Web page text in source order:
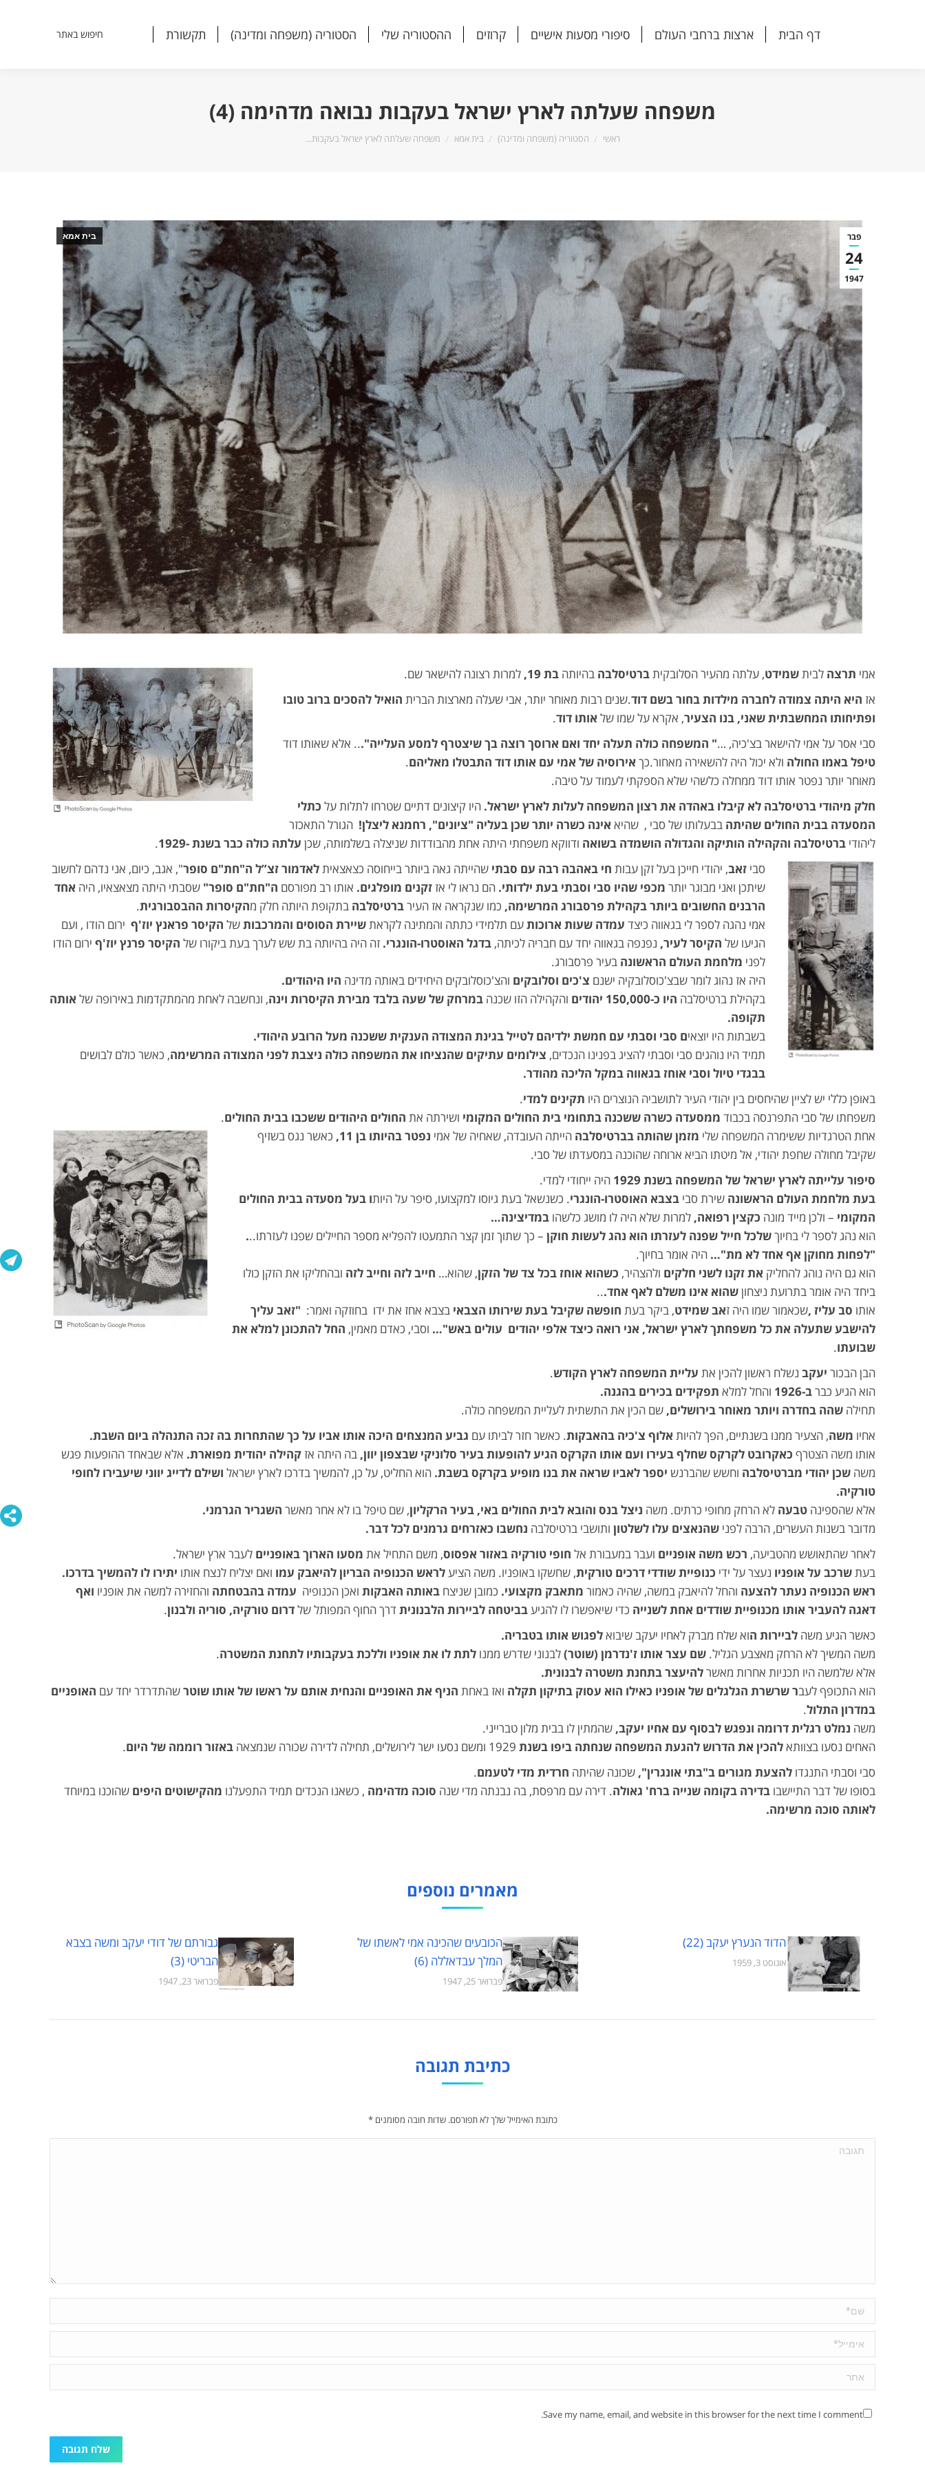
דף הבית ארצות ברחבי העולם סיפורי מסעות אישיים קרוזים ההסטוריה שלי הסטוריה (משפחה ומדינה) תקשורת Search:
חיפוש באתר
משפחה שעלתה לארץ ישראל בעקבות נבואה מדהימה (4)
הנך נמצא כאן:
ראשי הסטוריה (משפחה ומדינה) בית אמא משפחה שעלתה לארץ ישראל בעקבות…
פבר
24
1947
בית אמא
אמי תרצה לביתשמידט, עלתה מהעיר הסלובקיתברטיסלבה בהיותה בת 19,
למרות רצונה להישאר שם.
אז היא היתה צמודה לחברה מילדות בחור בשם דוד.שנים רבות מאוחר יותר, אבי שעלה מארצות הברית הואיל להסכים ברוב טובו
ופתיחותו המחשבתית שאני, בנו הצעיר, אקרא על שמו של אותו דוד.
סבי אסר על אמי להישאר בצ'כיה, …" המשפחה כולה תעלה יחד ואם ארוסך רוצה בך שיצטרף למסע העלייה"... אלא שאותו דוד
טיפל באמו החולה ולא יכול היה להשאירה מאחור.כך אירוסיה של אמי עם אותו דוד התבטלו מאליהם.
מאוחר יותר נפטר אותו דוד ממחלה כלשהי שלא הספקתי לעמוד על טיבה.
חלק מיהודי ברטיסלבה לא קיבלו באהדה את רצון המשפחה לעלות לארץ ישראל. היו קיצונים דתיים שטרחו לתלות על כתלי
המסעדה בבית החולים שהיתה בבעלותו של סבי , שהיא אינה כשרה יותר שכן בעליה "ציונים", רחמנא ליצלן! הגורל התאכזר
ליהודי ברטיסלבה והקהילה הותיקה והגדולה הושמדה בשואה ודווקא משפחתי היתה אחת מהבודדות שניצלה בשלמותה, שכן עלתה כולה כבר בשנת -1929
.
סבי זאב, יהודי חייכן בעל זקן עבות חי באהבה רבה עם סבתי שהייתה גאה ביותר בייחוסה כצאצאיתלאדמור זצ”ל ה"חת"ם סופר", אגב, כיום, אני נדהם לחשוב
שיתכן ואני מבוגר יותר מכפי שהיו סבי וסבתי בעת ילדותי. הם נראו לי אז זקנים מופלגים. אותו רב מפורסם ה"חת"ם סופר" שסבתי היתה מצאצאיו, היה אחד
הרבנים החשובים ביותר בקהילת פרסבורג המרשימה, כמו שנקראה אז העירברטיסלבה בתקופת היותה חלק מהקיסרות ההבסבורגית.
אמי נהגה לספר לי בגאווה כיצד עמדה שעות ארוכותעם תלמידי כתתה והמתינה לקראתשיירת הסוסים והמרכבותשל הקיסר פראנץ יוז'ף ירום הודו , ועם
הגיעו של הקיסר לעיר, נפנפה בגאווה יחד עם חבריה לכיתה, בדגל האוסטרו-הונגרי. זה היה בהיותה בת שש לערך בעת ביקורו של הקיסר פרנץ יוז'ף ירום הודו
לפני מלחמת העולם הראשונה בעיר פרסבורג.
היה אז נהוג לומר שבצ'כוסלובקיה ישנם צ'כים וסלובקים והצ'כוסלובקים היחידים באותה מדינה היו היהודים.
בקהילת ברטיסלבה היו כ-150,000 יהודים והקהילה הזו שכנה במרחק של שעה בלבד מבירת הקיסרות וינה, ונחשבה לאחת מהמתקדמות באירופה של אותה
תקופה.
בשבתות היו יוצאים סבי וסבתי עם חמשת ילדיהם לטייל בגינת המצודה הענקית ששכנה מעל הרובע היהודי.
תמיד היו נוהגים סבי וסבתי להציג בפנינו הנכדים, צילומים עתיקים שהנציחו את המשפחה כולה ניצבת לפני המצודה המרשימה, כאשר כולם לבושים
בבגדי טיול וסבי אוחז בגאווה במקל הליכה מהודר.
באופן כללי יש לציין שהיחסים בין יהודי העיר לתושביה הנוצרים היו תקינים למדי.
משפחתו של סבי התפרנסה בכבוד ממסעדה כשרה ששכנה בתחומי בית החולים המקומי ושירתה את החולים היהודים ששכבו בבית החולים.
אחת הטרגדיות ששימרה המשפחה שלי מזמן שהותה בברטיסלבה הייתה העובדה, שאחיה של אמי נפטר בהיותו בן 11,
כאשר נגס בשזיף
שקיבל מחולה שחפת יהודי, אל מיטתו הביא ארוחה שהוכנה במסעדתו של סבי.
סיפור עלייתה לארץ ישראל של המשפחה בשנת 1929
היה ייחודי למדי.
בעת מלחמת העולם הראשונה שירת סבי בצבא האוסטרו-הונגרי. כשנשאל בעת גיוסו למקצועו, סיפר על היותו בעל מסעדה בבית החולים
המקומי – ולכן מייד מונה כקצין רפואה, למרות שלא היה לו מושג כלשהו במדיצינה…
הוא נהג לספר לי בחיוךשלכל חייל שפנה לעזרתו הוא נהג לעשות חוקן – כך שתוך זמן קצר התמעטו להפליא מספר החיילים שפנו לעזרתו...
"לפחות מחוקן אף אחד לא מת"… היה אומר בחיוך.
הוא גם היה נוהג להחליק את זקנו לשני חלקים ולהצהיר, כשהוא אוחז בכל צד של הזקן, שהוא… חייב לזה וחייב לזה ובהחליקו את הזקן כולו
ביחד היה אומר בתרועת ניצחוןשהוא אינו משלם לאף אחד...
אותו סב עליז ,שכאמור שמו היה זאב שמידט, ביקר בעת חופשה שקיבל בעת שירותו הצבאי בצבא אחז את ידו בחוזקה ואמר: "זאב עליך
להישבע שתעלה את כל משפחתך לארץ ישראל, אני רואה כיצד אלפי יהודים עולים באש"… וסבי, כאדם מאמין, החל להתכונן למלא את
שבועתו.
הבן הבכור יעקב נשלח ראשון להכין את עליית המשפחה לארץ הקודש.
הוא הגיע כברב-1926 והחל למלא תפקידים בכירים בהגנה.
תחילה שהה בחדרה ויותר מאוחר בירושלים, שם הכין את התשתית לעליית המשפחה כולה.
אחיו משה, הצעיר ממנו בשנתיים, הפך להיות אלוף צ'כיה בהאבקות. כאשר חזר לביתו עם גביע המנצחים היכה אותו אביו על כך שהתחרות בה זכה התנהלה ביום השבת.
אותו משה הצטרף כאקרובט לקרקס שחלף בעירו ועם אותו הקרקס הגיע להופעות בעיר סלוניקי שבצפון יוון, בה היתה אז קהילה יהודית מפוארת. אלא שבאחד ההופעות פגש
משה שכן יהודי מברטיסלבה וחשש שהברנש יספר לאביו שראה את בנו מופיע בקרקס בשבת. הוא החליט, על כן, להמשיך בדרכו לארץ ישראל ושילם לדייג יווני שיעבירו לחופי
טורקיה.
אלא שהספינה טבעה לא הרחק מחופי כרתים. משה ניצל בנס והובא לבית החולים באי, בעיר הרקליון, שם טיפל בו לא אחר מאשר השגריר הגרמני.
מדובר בשנות העשרים, הרבה לפני שהנאצים עלו לשלטון ותושבי ברטיסלבה נחשבו כאזרחים גרמנים לכל דבר.
לאחר שהתאושש מהטביעה, רכש משה אופניים ועבר במעבורת אל חופי טורקיה באזור אפסוס, משם התחיל את מסעו הארוך באופניים לעבר ארץ ישראל.
בעתשרכב על אופניו נעצר על ידי כנופיית שודדי דרכים טורקית, שחשקו באופניו. משה הציעלראש הכנופיה הבריון להיאבק עמו ואם יצליח לנצח אותו יתירו לו להמשיך בדרכו.
ראש הכנופיה נעתר להצעה והחל להיאבק במשה, שהיה כאמור מתאבק מקצועי. כמובן שניצח באותה האבקות ואכן הכנופיה עמדה בהבטחתה והחזירה למשה את אופניו ואף
דאגה להעביר אותו מכנופיית שודדים אחת לשנייה כדי שיאפשרו לו להגיעבביטחה לביירות הלבנונית דרך החוף המפותל שלדרום טורקיה, סוריה ולבנון.
כאשר הגיע משה לביירות הוא שלח מברק לאחיו יעקב שיבואלפגוש אותו בטבריה.
משה המשיך לא הרחק מאצבע הגליל. שם עצר אותו ז'נדרמן (שוטר)לבנוני שדרש ממנו לתת לו את אופניו וללכת בעקבותיו לתחנת המשטרה.
אלא שלמשה היו תכניות אחרות מאשרלהיעצר בתחנת משטרה לבנונית.
הוא התכופף לעבר שרשרת הגלגלים של אופניו כאילו הוא עסוק בתיקון תקלה ואז באחת הניף את האופניים והנחית אותם על ראשו של אותו שוטרשהתדרדר יחד עם האופניים
במדרון התלול.
משה נמלט רגלית דרומה ונפגש לבסוף עם אחיו יעקב, שהמתין לו בבית מלון טברייני.
האחים נסעו בצוותאלהכין את הדרוש להגעת המשפחה שנחתה ביפו בשנת 1929 ומשם נסעו ישר לירושלים, תחילה לדירה שכורה שנמצאה באזור רוממה של היום.
סבי וסבתי התנגדו להצעת מגורים ב"בתי אונגרין", שכונה שהיתה חרדית מדי לטעמם.
בסופו של דבר התיישבו בדירה בקומה שנייה ברח' גאולה. דירה עם מרפסת, בה נבנתה מדי שנה סוכה מדהימה , כשאנו הנכדים תמיד התפעלנו מהקישוטים היפים שהוכנו במיוחד
לאותה סוכה מרשימה.
מאמרים נוספים
הדוד הנערץ יעקב (22)
אוגוסט 3, 1959
הכובעים שהכינה אמי לאשתו של
המלך עבדאללה (6)
פברואר 25, 1947
גבורתם של דודי יעקב ומשה בצבא
הבריטי (3)
פברואר 23, 1947
כתיבת תגובה
כתובת האימייל שלך לא תפורסם. שדות חובה מסומנים*
תגובה
שם *
אימייל *
אתר
Save my name, email, and website in this browser for the next time I comment.
שלח תגובה